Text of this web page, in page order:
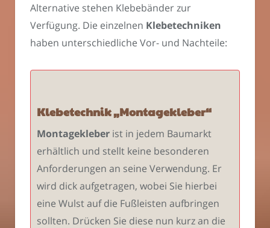
Alternative stehen Klebebänder zur
Verfügung. Die einzelnen Klebetechniken
haben unterschiedliche Vor- und Nachteile:
Klebetechnik „Montagekleber“
Montagekleber ist in jedem Baumarkt
erhältlich und stellt keine besonderen
Anforderungen an seine Verwendung. Er
wird dick aufgetragen, wobei Sie hierbei
eine Wulst auf die Fußleisten aufbringen
sollten. Drücken Sie diese nun kurz an die